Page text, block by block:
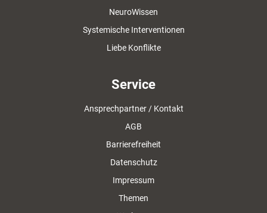
NeuroWissen
Systemische Interventionen
Liebe Konflikte
Service
Ansprechpartner / Kontakt
AGB
Barrierefreiheit
Datenschutz
Impressum
Themen